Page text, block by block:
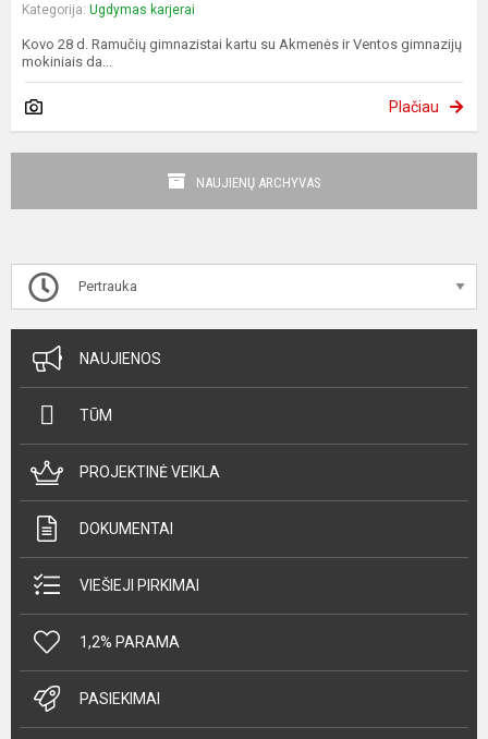
Kategorija: Ugdymas karjerai
Kovo 28 d. Ramučių gimnazistai kartu su Akmenės ir Ventos gimnazijų
mokiniais da...
Plačiau
NAUJIENŲ ARCHYVAS
Pertrauka
NAUJIENOS
TŪM
PROJEKTINĖ VEIKLA
DOKUMENTAI
VIEŠIEJI PIRKIMAI
1,2% PARAMA
PASIEKIMAI